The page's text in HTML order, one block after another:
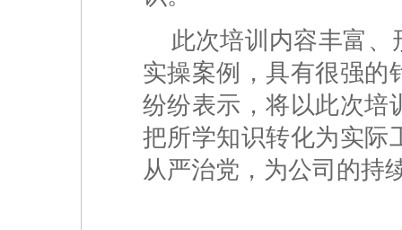
此次培训内容丰富
实操案例，具有很强的
纷纷表示，将以此次培
把所学知识转化为实际
从严治党，为公司的持